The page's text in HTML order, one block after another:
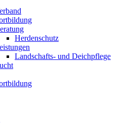
Herdenschutz
Landschafts- und Deichpflege